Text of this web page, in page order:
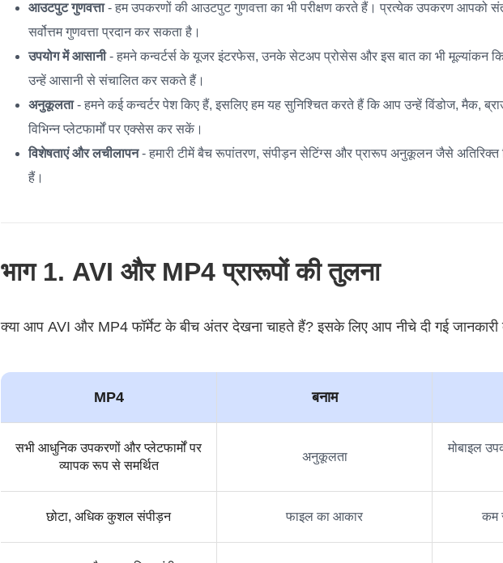
आउटपुट गुणवत्ता- हम उपकरणों की आउटपुट गुणवत्ता का भी परीक्षण करते हैं। प्रत्येक उपकरण आपको
सर्वोत्तम गुणवत्ता प्रदान कर सकता है।
उपयोग में आसानी- हमने कन्वर्टर्स के यूजर इंटरफेस, उनके सेटअप प्रोसेस और इस बात का भी मूल्यांकन
उन्हें आसानी से संचालित कर सकते हैं।
अनुकूलता- हमने कई कन्वर्टर पेश किए हैं, इसलिए हम यह सुनिश्चित करते हैं कि आप उन्हें विंडोज, मैक,
विभिन्न प्लेटफार्मों पर एक्सेस कर सकें।
विशेषताएं और लचीलापन- हमारी टीमें बैच रूपांतरण, संपीड़न सेटिंग्स और प्रारूप अनुकूलन जैसे अतिरिक्त
हैं।
भाग 1. AVI और MP4 प्रारूपों की तुलना
क्या आप AVI और MP4 फॉर्मेट के बीच अंतर देखना चाहते हैं? इसके लिए आप नीचे दी गई
MP4 बनाम
सभी आधुनिक उपकरणों और प्लेटफार्मों पर
व्यापक रूप से समर्थित
अनुकूलता
मोबाइल
छोटा, अधिक कुशल संपीड़न फाइल का आकार कम